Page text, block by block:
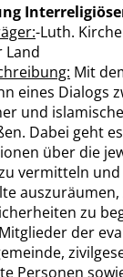
-Luth.
Land
Mit
eines Dialogs
und
Dabei geht
über die
vermitteln
zu
der
Personen